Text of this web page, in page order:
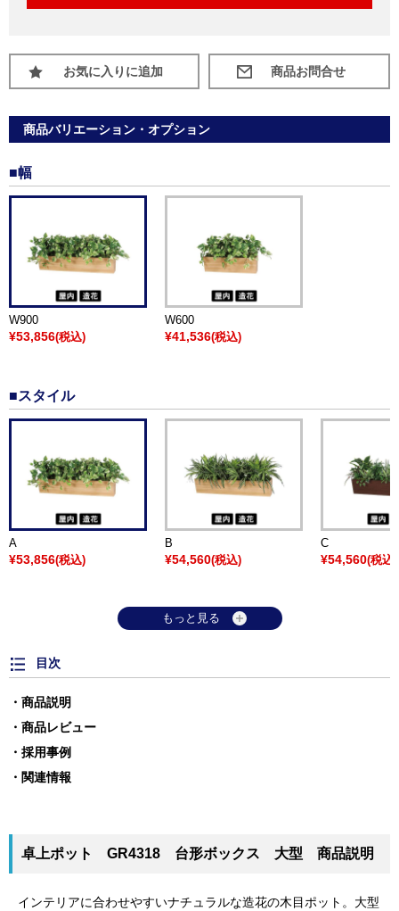
お気に入りに追加
商品バリエーション・オプション
■幅
W900
¥53,856(税込)
W600
¥41,536(税込)
■スタイル
A
¥53,856(税込)
B
¥54,560(税込)
C
¥54,560(税込)
もっと見る
目次
商品説明
商品レビュー
採用事例
関連情報
卓上ポット GR4318 台形ボックス 大型 商品説明
インテリアに合わせやすいナチュラルな造花の木目ポット。大型